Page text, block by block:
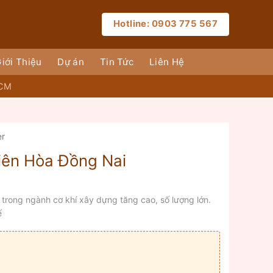
Hotline: 0903 775 567
Thiệu Dự án Tin Tức Liên Hệ
Hòa Đồng Nai
ngành cơ khí xây dựng tăng cao, số lượng lớn.